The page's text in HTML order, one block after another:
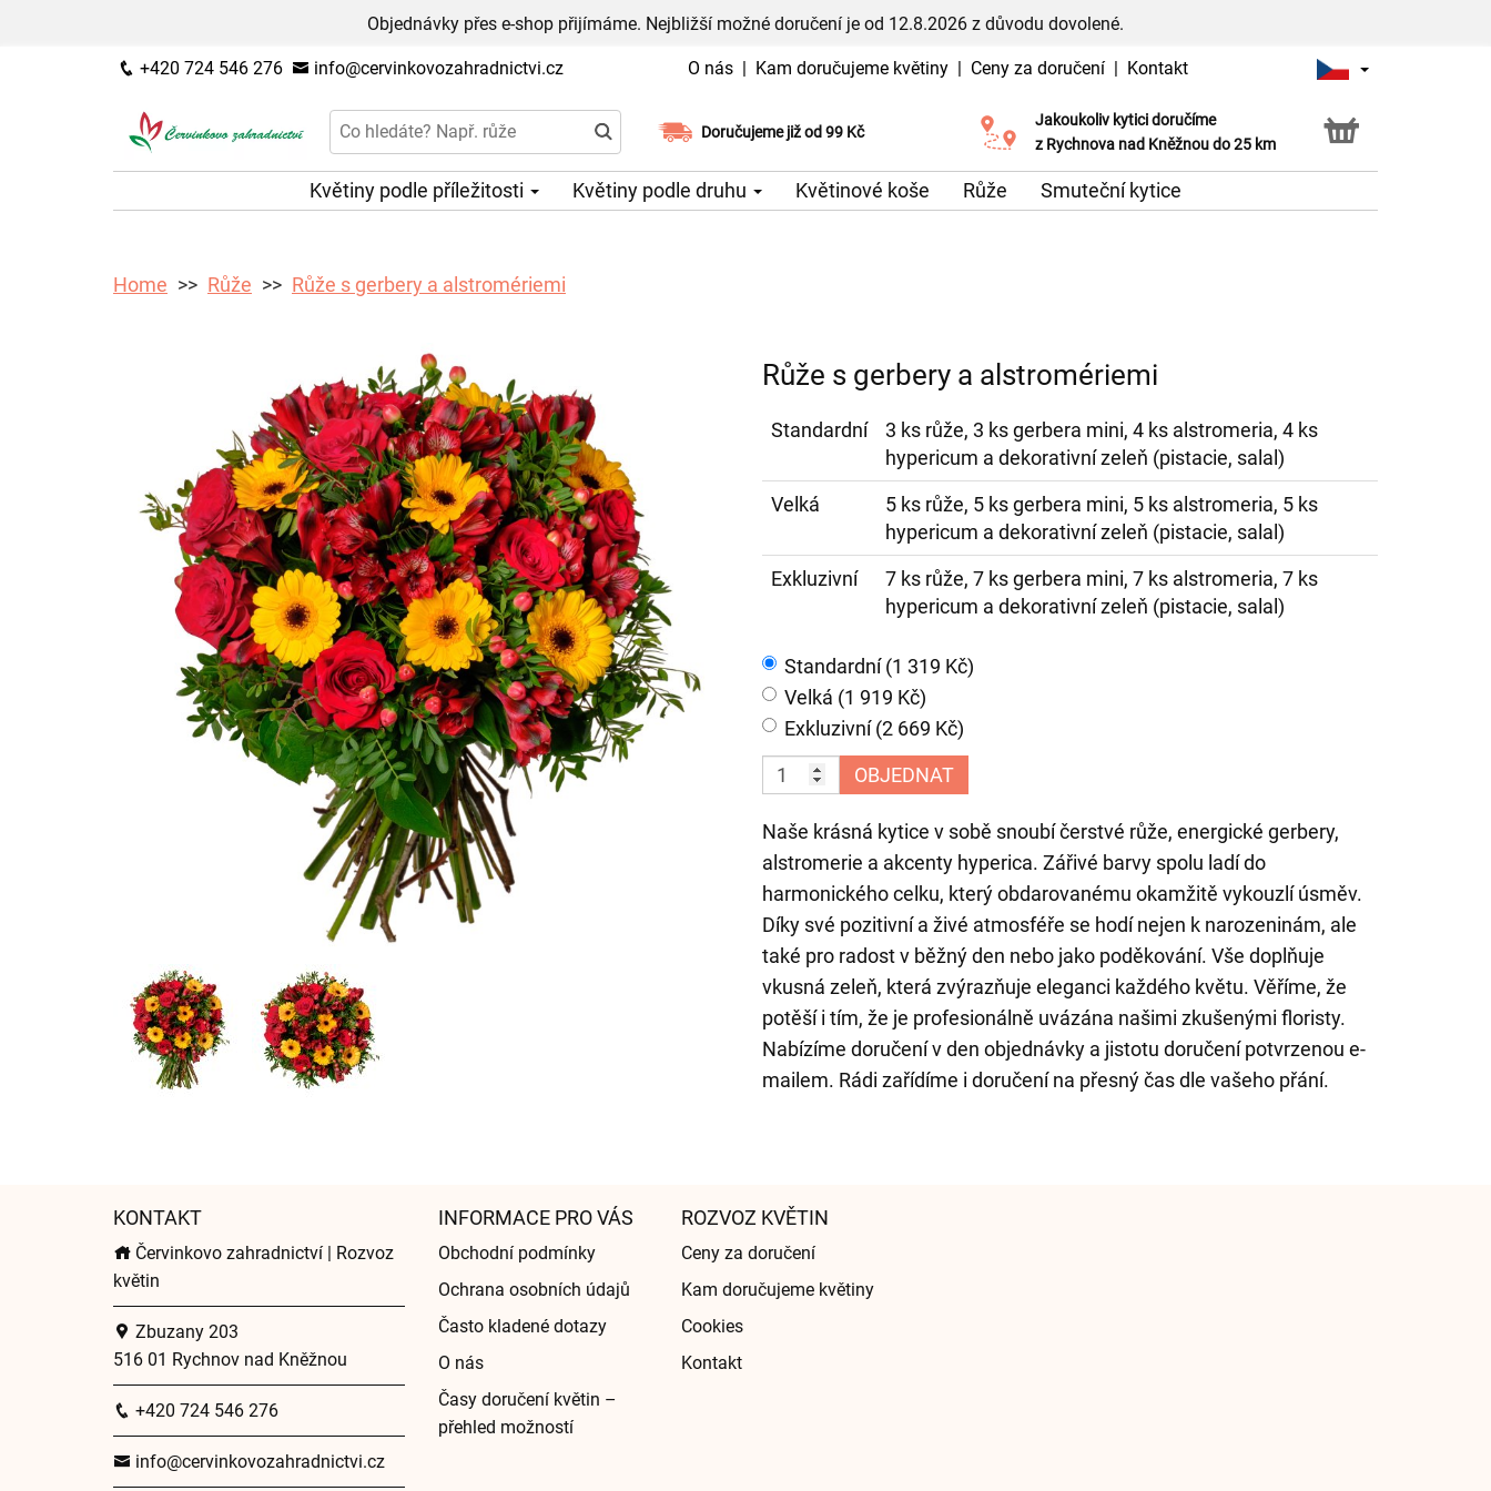
Objednávky přes e-shop přijímáme. Nejbližší možné doručení je od 12.8.2026 z důvodu dovolené.
+420 724 546 276 info@cervinkovozahradnictvi.cz O nás | Kam doručujeme květiny | Ceny za doručení | Kontakt
Doručujeme již od 99 Kč
Možný výběr času a dne doručení
Jakoukoliv kytici doručíme
z Rychnova nad Kněžnou do 25 km
Možnost vyzvednout v naší květince
Květiny podle příležitosti Květiny podle druhu Květinové koše Růže Smuteční kytice
Home Růže Růže s gerbery a alstromériemi
Růže s gerbery a alstromériemi
Standardní
3 ks růže, 3 ks gerbera mini, 4 ks alstromeria, 4 ks
hypericum a dekorativní zeleň (pistacie, salal)
Velká
5 ks růže, 5 ks gerbera mini, 5 ks alstromeria, 5 ks
hypericum a dekorativní zeleň (pistacie, salal)
Exkluzivní
7 ks růže, 7 ks gerbera mini, 7 ks alstromeria, 7 ks
hypericum a dekorativní zeleň (pistacie, salal)
Standardní (1 319 Kč)
Velká (1 919 Kč)
Exkluzivní (2 669 Kč)
OBJEDNAT
Naše krásná kytice v sobě snoubí čerstvé růže, energické gerbery,
alstromerie a akcenty hyperica. Zářivé barvy spolu ladí do
harmonického celku, který obdarovanému okamžitě vykouzlí úsměv.
Díky své pozitivní a živé atmosféře se hodí nejen k narozeninám, ale
také pro radost v běžný den nebo jako poděkování. Vše doplňuje
vkusná zeleň, která zvýrazňuje eleganci každého květu. Věříme, že
potěší i tím, že je profesionálně uvázána našimi zkušenými floristy.
Nabízíme doručení v den objednávky a jistotu doručení potvrzenou e-
mailem. Rádi zařídíme i doručení na přesný čas dle vašeho přání.
KONTAKT
Červinkovo zahradnictví | Rozvoz
květin
Zbuzany 203
516 01 Rychnov nad Kněžnou
+420 724 546 276
info@cervinkovozahradnictvi.cz
INFORMACE PRO VÁS
Obchodní podmínky
Ochrana osobních údajů
Často kladené dotazy
O nás
Časy doručení květin –
přehled možností
ROZVOZ KVĚTIN
Ceny za doručení
Kam doručujeme květiny
Cookies
Kontakt